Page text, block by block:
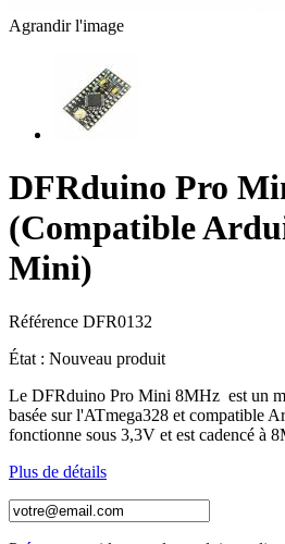
Agrandir l'image
DFRduino Pro
(Compatible
Mini)
Référence DFR0132
État : Nouveau produit
Le DFRduino Pro Mini 8MHz est un
basée sur l'ATmega328 et compatible
fonctionne sous 3,3V et est cadencé à
Plus de détails